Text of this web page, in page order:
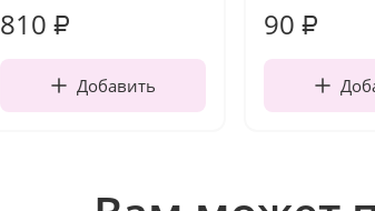
810 ₽
Добавить
90 ₽